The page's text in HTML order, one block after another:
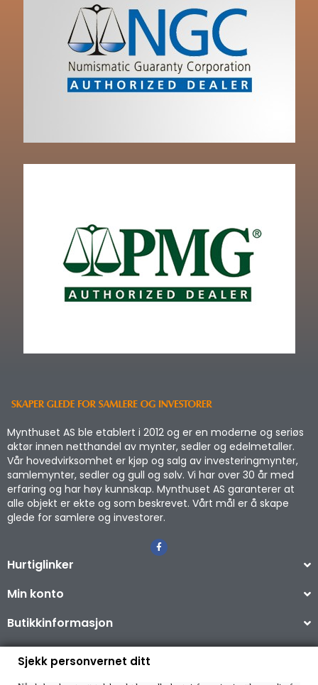
Mynthuset AS ble etablert i 2012 og er en moderne og seriøs
aktør innen netthandel av mynter, sedler og edelmetaller.
Vår hovedvirksomhet er kjøp og salg av investeringmynter,
samlemynter, sedler og gull og sølv. Vi har over 30 år med
erfaring og har høy kunnskap. Mynthuset AS garanterer at
alle objekt er ekte og som beskrevet. Vårt mål er å skape
glede for samlere og investorer.
Hurtiglinker
Min konto
Butikkinformasjon
Sjekk personvernet ditt